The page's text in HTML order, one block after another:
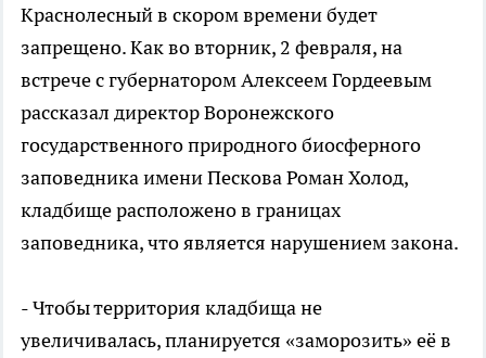
Краснолесный в скором времени будет
запрещено. Как во вторник, 2 февраля, на
встрече с губернатором Алексеем Гордеевым
рассказал директор Воронежского
государственного природного биосферного
заповедника имени Пескова Роман Холод,
кладбище расположено в границах
заповедника, что является нарушением закона.
- Чтобы территория кладбища не
увеличивалась, планируется «заморозить» её в